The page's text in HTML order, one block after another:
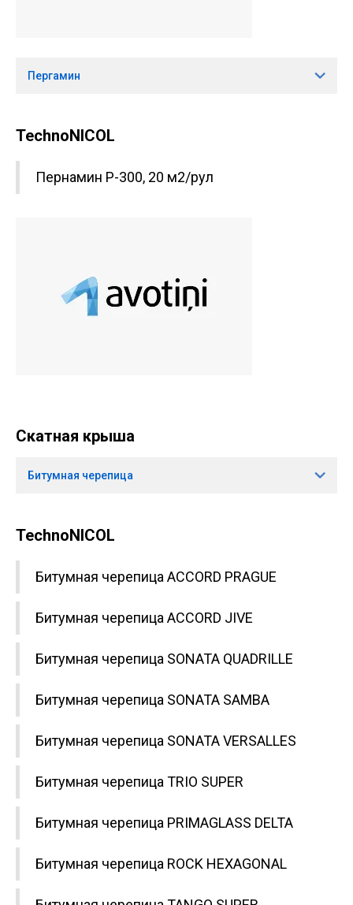
Пергамин
TechnoNICOL
Пернамин P-300, 20 м2/рул
Скатная крыша
Битумная черепица
TechnoNICOL
Битумная черепица ACCORD PRAGUE
Битумная черепица ACCORD JIVE
Битумная черепица SONATA QUADRILLE
Битумная черепица SONATA SAMBA
Битумная черепица SONATA VERSALLES
Битумная черепица TRIO SUPER
Битумная черепица PRIMAGLASS DELTA
Битумная черепица ROCK HEXAGONAL